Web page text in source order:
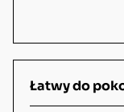
Łatwy do